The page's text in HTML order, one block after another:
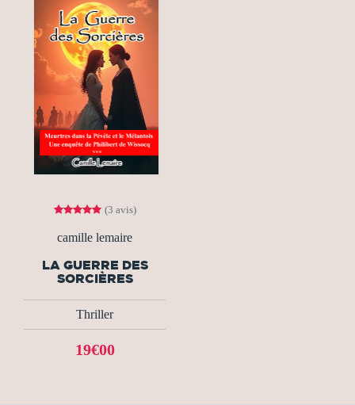
(3 avis)
camille lemaire
LA GUERRE DES
SORCIÈRES
Thriller
19€00